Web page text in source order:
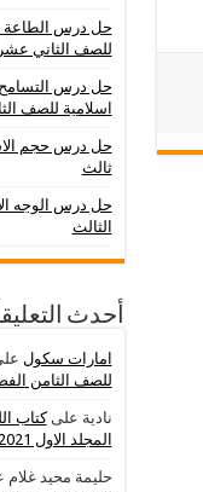
حل درس الطاعة
للصف الثاني
حل درس التسامح
اسلامية للصف
حل درس حجم
ثالث
حل درس الوجه
الثالث
أحدث
امارات سكول
للصف الثامن
نادية علىكتاب
المجلد الاول 2021-2022
حليمة محيد غلام